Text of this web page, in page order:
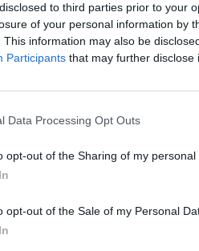
to third parties prior to your
of your personal information by
This information may also be
Participants that may further disclose
Data Processing Opt Outs
opt-out of the Sharing of my personal
opt-out of the Sale of my Personal
2026
record a Firenze,
rosso prorogato fino a
nuovamente i 40 gradi e il
9 [...]